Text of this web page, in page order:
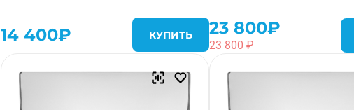
14 400₽ КУПИТЬ 23 800₽
23 800 ₽